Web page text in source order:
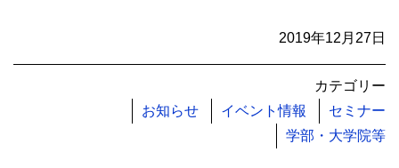
2019年12月27日
カテゴリー
お知らせ
イベント情報
セミナー
学部・大学院等